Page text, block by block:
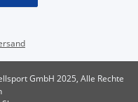
GmbH 2025, Alle Rechte